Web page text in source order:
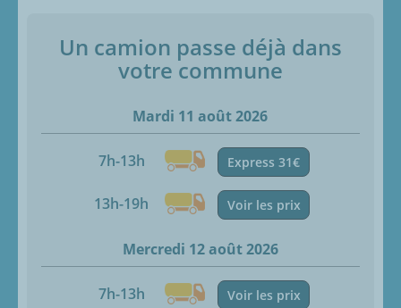
Un camion passe déjà dans
votre commune
Mardi 11 août 2026
7h-13h Express 31€
13h-19h Voir les prix
Mercredi 12 août 2026
7h-13h Voir les prix